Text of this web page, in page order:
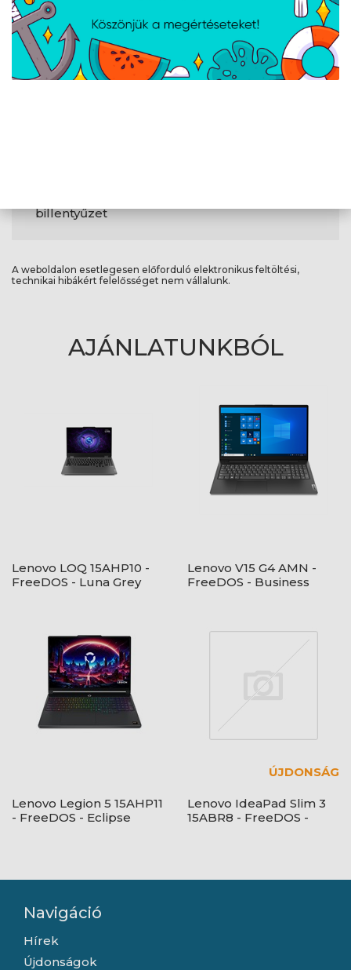
Webkamera Igen
Egyéb
billentyűzet
A weboldalon esetlegesen előforduló elektronikus feltöltési,
technikai hibákért felelősséget nem vállalunk.
AJÁNLATUNKBÓL
Lenovo LOQ 15AHP10 -
FreeDOS - Luna Grey
Lenovo V15 G4 AMN -
FreeDOS - Business
Lenovo Legion 5 15AHP11
- FreeDOS - Eclipse
ÚJDONSÁG
Lenovo IdeaPad Slim 3
15ABR8 - FreeDOS -
Navigáció
Hírek
Újdonságok